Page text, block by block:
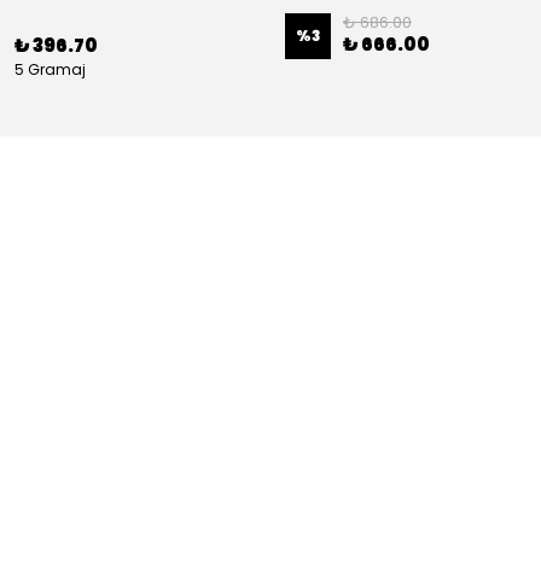
₺ 396.70
5 Gramaj
%3
₺ 686.00
₺ 666.00